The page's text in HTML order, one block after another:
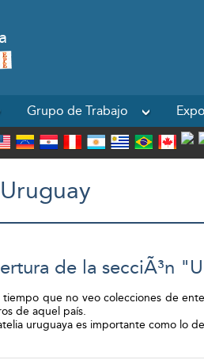
Grupo de Trabajo
Uruguay
de la secciÃ³n
tiempo que no veo colecciones de
de aquel país.
uruguaya es importante como lo